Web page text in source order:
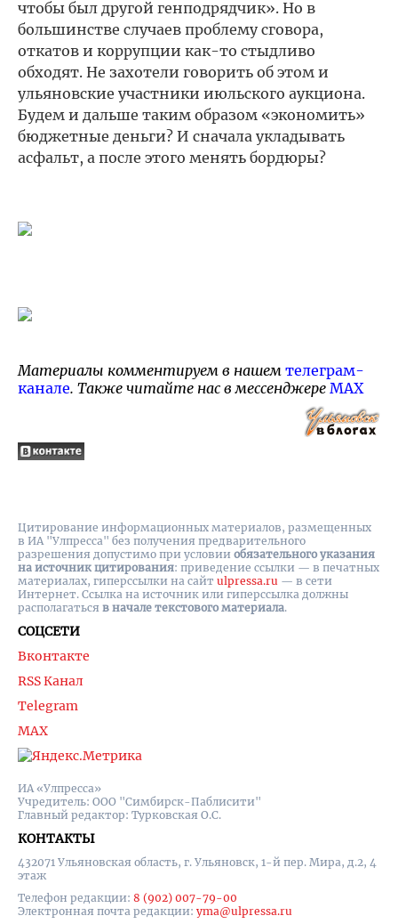
чтобы был другой генподрядчик». Но в
большинстве случаев проблему сговора,
откатов и коррупции как-то стыдливо
обходят. Не захотели говорить об этом и
ульяновские участники июльского аукциона.
Будем и дальше таким образом «экономить»
бюджетные деньги? И сначала укладывать
асфальт, а после этого менять бордюры?
Материалы комментируем в нашем телеграм-
канале. Также читайте нас в мессенджере MAX
ИА «Улпресса»
Учредитель: ООО "Симбирск-Паблисити"
Главный редактор: Турковская О.С.
КОНТАКТЫ
432071 Ульяновская область, г. Ульяновск, 1-й пер. Мира, д.2, 4
этаж
Телефон редакции: 8 (902) 007-79-00
Электронная почта редакции: yma@ulpressa.ru
СОЦСЕТИ
Вконтакте
RSS Канал
Telegram
MAX
Цитирование информационных материалов, размещенных
в ИА "Улпресса" без получения предварительного
разрешения допустимо при условии обязательного указания
на источник цитирования: приведение ссылки — в печатных
материалах, гиперссылки на cайт ulpressa.ru — в сети
Интернет. Ссылка на источник или гиперссылка должны
располагаться в начале текстового материала.